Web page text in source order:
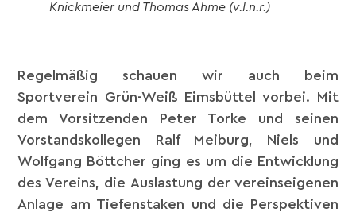
Knickmeier und Thomas Ahme (v.l.n.r.)
Regelmäßig schauen wir auch beim
Sportverein Grün-Weiß Eimsbüttel vorbei. Mit
dem Vorsitzenden Peter Torke und seinen
Vorstandskollegen Ralf Meiburg, Niels und
Wolfgang Böttcher ging es um die Entwicklung
des Vereins, die Auslastung der vereinseigenen
Anlage am Tiefenstaken und die Perspektiven